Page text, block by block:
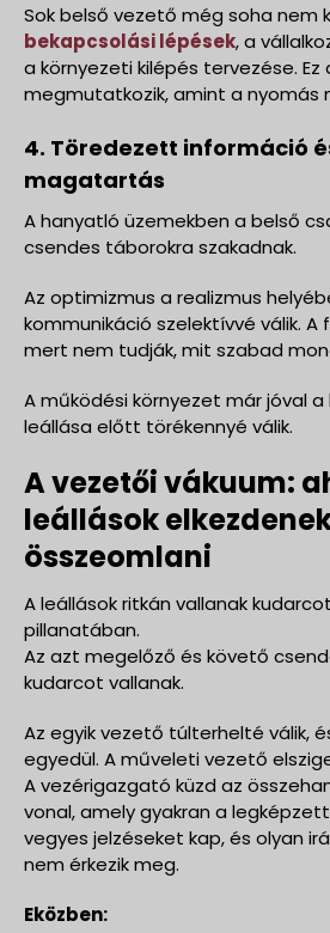
Sok belső vezető még soha nem
bekapcsolási lépések, a
a környezeti kilépés tervezése. Ez
megmutatkozik, amint a nyomás
4. Töredezett információ
magatartás
A hanyatló üzemekben a belső
csendes táborokra szakadnak.
Az optimizmus a realizmus
kommunikáció szelektívvé válik.
mert nem tudják, mit szabad
A működési környezet már jóval
leállása előtt törékennyé válik.
A vezetői vákuum:
leállások
összeomlani
A leállások ritkán vallanak
pillanatában.
Az azt megelőző és követő
kudarcot vallanak.
Az egyik vezető túlterhelté válik,
egyedül. A műveleti vezető
A vezérigazgató küzd az
vonal, amely gyakran a
vegyes jelzéseket kap, és olyan
nem érkezik meg.
Eközben: